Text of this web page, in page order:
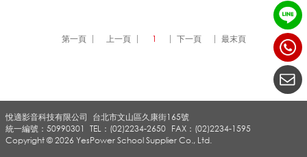
音
第一頁 上一頁 1 下一頁 最末頁
悅適影音科技有限公司
TEL：(02)2234-2650 FAX：(02)2234-1595
台北市文山區久康街165號
統一編號：50990301
Copyright © 2026 YesPower School Supplier Co., Ltd.